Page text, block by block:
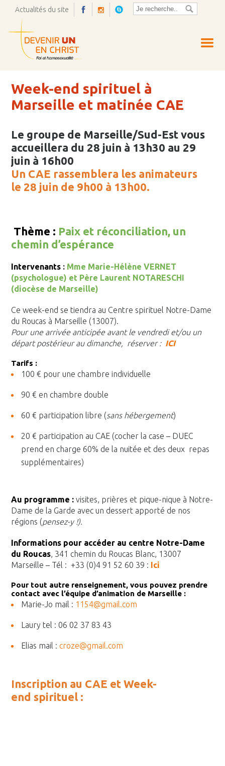
Actualités du site
Week-end spirituel à
Marseille et matinée CAE
Le groupe de Marseille/Sud-Est vous
accueillera du 28 juin à 13h30 au 29
juin à 16h00
Un CAE rassemblera les animateurs
le 28 juin de 9h00 à 13h00.
Thème : Paix et réconciliation, un
chemin d’espérance
Intervenants : Mme Marie-Hélène VERNET
(psychologue) et Père Laurent NOTARESCHI
(diocèse de Marseille)
Ce week-end se tiendra au Centre spirituel Notre-Dame
du Roucas à Marseille (13007).
Pour une arrivée anticipée avant le vendredi et/ou un
départ postérieur au dimanche, réserver : ICI
Tarifs :
100 € pour une chambre individuelle
90 € en chambre double
60 € participation libre (sans hébergement)
20 € participation au CAE (cocher la case – DUEC
prend en charge 60% de la nuitée et des deux repas
supplémentaires)
Au programme : visites, prières et pique-nique à Notre-
Dame de la Garde avec un dessert apporté de nos
régions (pensez-y !).
Informations pour accéder au centre Notre-Dame
du Roucas, 341 chemin du Roucas Blanc, 13007
Marseille – Tél : +33 (0)4 91 52 60 39 : Ici
Pour tout autre renseignement, vous pouvez prendre
contact avec l’équipe d’animation de Marseille :
Marie-Jo mail : 1154@gmail.com
Laury tel : 06 02 37 83 43
Elias mail :croze@gmail.com
Inscription au CAE et Week-
end spirituel :